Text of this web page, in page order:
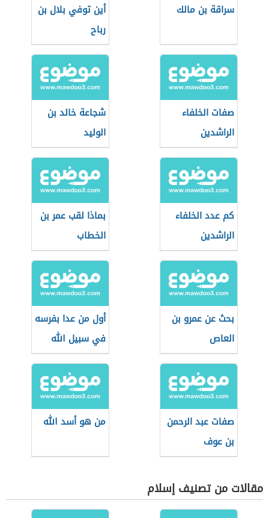
سراقة بن مالك
أين توفي بلال بن
رباح
صفات الخلفاء
الراشدين
شجاعة خالد بن
الوليد
كم عدد الخلفاء
الراشدين
بماذا لقب عمر بن
الخطاب
بحث عن عمرو بن
العاص
أول من عدا بفرسه
في سبيل الله
صفات عبد الرحمن
بن عوف
من هو أسد الله
مقالات من تصنيف إسلام